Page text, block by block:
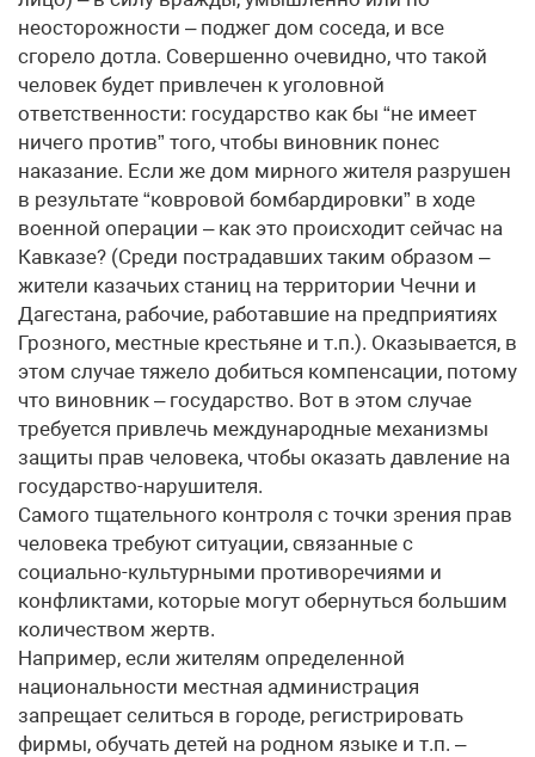
неосторожности – поджег дом соседа, и все
сгорело дотла. Совершенно очевидно, что такой
человек будет привлечен к уголовной
ответственности: государство как бы “не имеет
ничего против” того, чтобы виновник понес
наказание. Если же дом мирного жителя разрушен
в результате “ковровой бомбардировки” в ходе
военной операции – как это происходит сейчас на
Кавказе? (Среди пострадавших таким образом –
жители казачьих станиц на территории Чечни и
Дагестана, рабочие, работавшие на предприятиях
Грозного, местные крестьяне и т.п.). Оказывается, в
этом случае тяжело добиться компенсации, потому
что виновник – государство. Вот в этом случае
требуется привлечь международные механизмы
защиты прав человека, чтобы оказать давление на
государство-нарушителя.
Самого тщательного контроля с точки зрения прав
человека требуют ситуации, связанные с
социально-культурными противоречиями и
конфликтами, которые могут обернуться большим
количеством жертв.
Например, если жителям определенной
национальности местная администрация
запрещает селиться в городе, регистрировать
фирмы, обучать детей на родном языке и т.п. –